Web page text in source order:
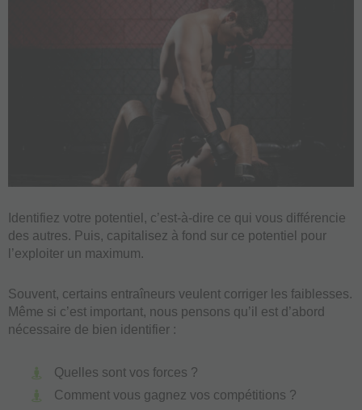
Identifiez votre potentiel, c’est-à-dire ce qui vous différencie
des autres. Puis, capitalisez à fond sur ce potentiel pour
l’exploiter un maximum.
Souvent, certains entraîneurs veulent corriger les faiblesses.
Même si c’est important, nous pensons qu’il est d’abord
nécessaire de bien identifier :
Quelles sont vos forces ?
Comment vous gagnez vos compétitions ?